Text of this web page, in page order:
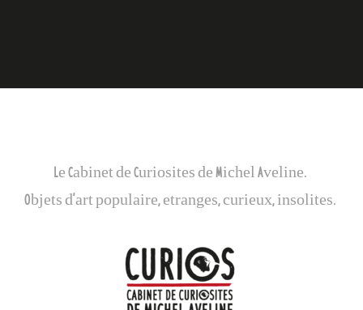
Le Cabinet de Curiosites de Michel Aveline.
Objets d’art populaire, etranges, curieux, insolites.